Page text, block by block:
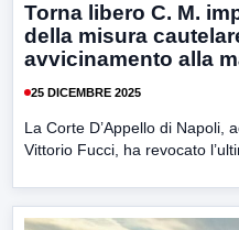
Torna libero C. M.
della misura
avvicinamento alla
25 DICEMBRE 2025
La Corte D’Appello di Napoli,
Vittorio Fucci, ha revocato